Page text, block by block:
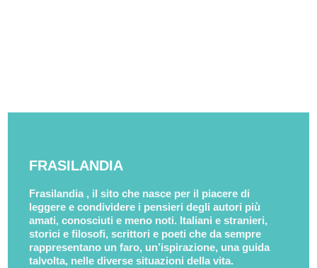
FRASILANDIA
Frasilandia , il sito che nasce per il piacere di
leggere e condividere i pensieri degli autori più
amati, conosciuti e meno noti. Italiani e stranieri,
storici e filosofi, scrittori e poeti che da sempre
rappresentano un faro, un’ispirazione, una guida
talvolta, nelle diverse situazioni della vita.